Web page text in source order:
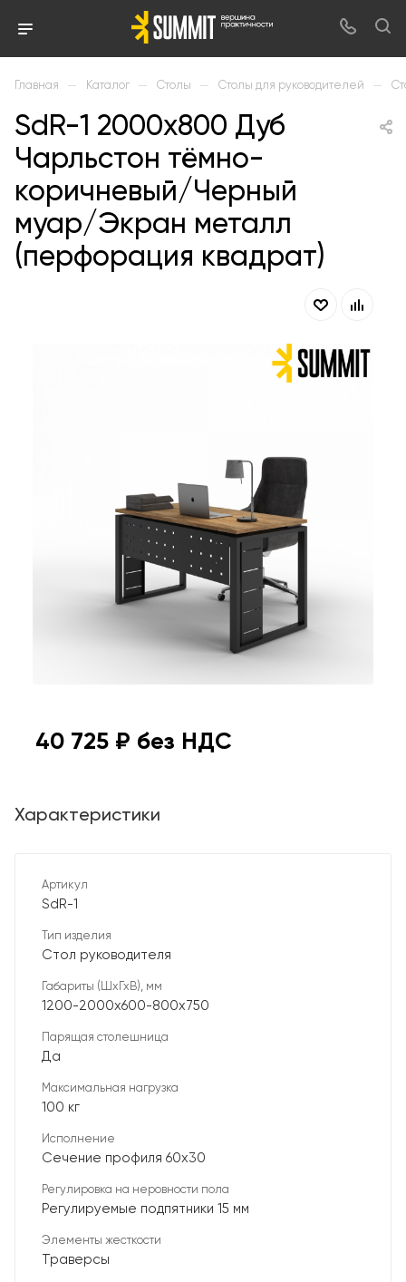
Главная — Каталог — Столы — Столы для руководителей —
SdR-1 2000х800 Дуб
Чарльстон тёмно-
коричневый/Черный
муар/Экран металл
(перфорация квадрат)
40 725 ₽ без НДС
Характеристики
Артикул
SdR-1
Тип изделия
Стол руководителя
Габариты (ШхГхВ), мм
1200-2000х600-800х750
Парящая столешница
Да
Максимальная нагрузка
100 кг
Исполнение
Сечение профиля 60х30
Регулировка на неровности пола
Регулируемые подпятники 15 мм
Элементы жесткости
Траверсы